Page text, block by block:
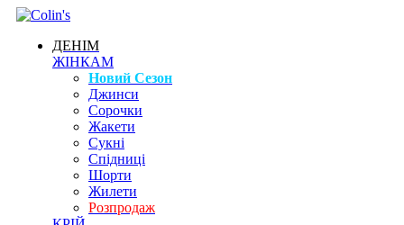
ДЕНІМ
ЖІНКАМ
Новий Сезон
Джинси
Сорочки
Жакети
Сукні
Спідниці
Шорти
Жилети
Розпродаж